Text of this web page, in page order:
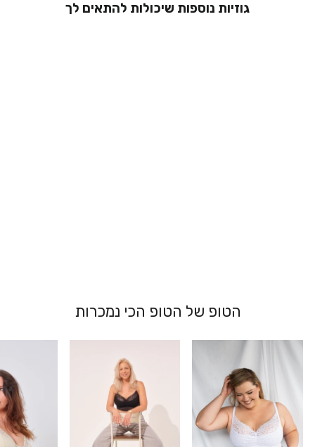
גוזיות נוספות שיכולות להתאים לך
הטופ של הטופ הכי נמכרות